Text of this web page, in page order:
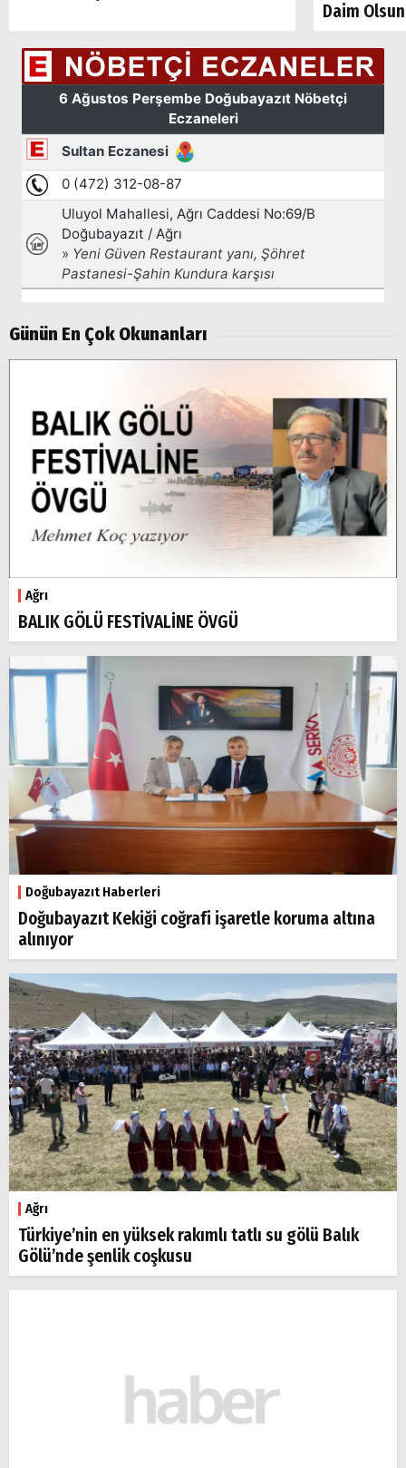
Daim
Günün En Çok Okunanları
Ağrı
BALIK GÖLÜ FESTİVALİNE ÖVGÜ
Doğubayazıt Haberleri
Doğubayazıt Kekiği coğrafi işaretle koruma altına
alınıyor
Ağrı
Türkiye’nin en yüksek rakımlı tatlı su gölü Balık
Gölü’nde şenlik coşkusu
Arama
Ağrı
Doğubayazıt